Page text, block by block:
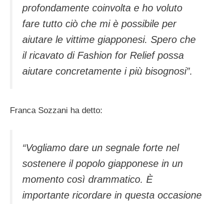
profondamente coinvolta e ho voluto
fare tutto ciò che mi è possibile per
aiutare le vittime giapponesi. Spero che
il ricavato di Fashion for Relief possa
aiutare concretamente i più bisognosi”.
Franca Sozzani ha detto:
“Vogliamo dare un segnale forte nel
sostenere il popolo giapponese in un
momento così drammatico. È
importante ricordare in questa occasione